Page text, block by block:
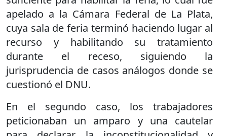
apelado a la Cámara Federal de La Plata,
cuya sala de feria terminó haciendo lugar al
recurso y habilitando su tratamiento
durante el receso, siguiendo la
jurisprudencia de casos análogos donde se
cuestionó el DNU.
En el segundo caso, los trabajadores
peticionaban un amparo y una cautelar